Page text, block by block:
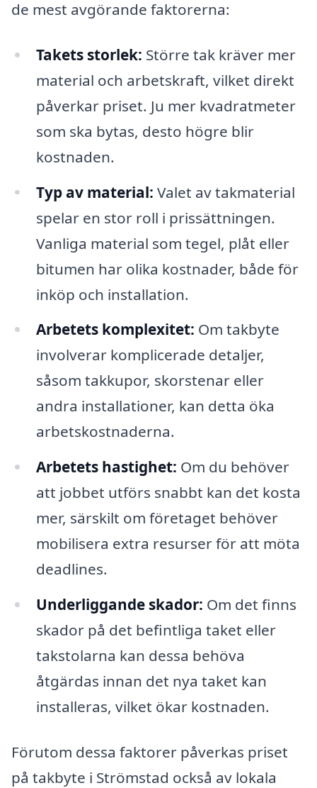
de mest avgörande faktorerna:
Takets storlek: Större tak kräver mer
material och arbetskraft, vilket direkt
påverkar priset. Ju mer kvadratmeter
som ska bytas, desto högre blir
kostnaden.
Typ av material: Valet av takmaterial
spelar en stor roll i prissättningen.
Vanliga material som tegel, plåt eller
bitumen har olika kostnader, både för
inköp och installation.
Arbetets komplexitet: Om takbyte
involverar komplicerade detaljer,
såsom takkupor, skorstenar eller
andra installationer, kan detta öka
arbetskostnaderna.
Arbetets hastighet: Om du behöver
att jobbet utförs snabbt kan det kosta
mer, särskilt om företaget behöver
mobilisera extra resurser för att möta
deadlines.
Underliggande skador: Om det finns
skador på det befintliga taket eller
takstolarna kan dessa behöva
åtgärdas innan det nya taket kan
installeras, vilket ökar kostnaden.
Förutom dessa faktorer påverkas priset
på takbyte i Strömstad också av lokala